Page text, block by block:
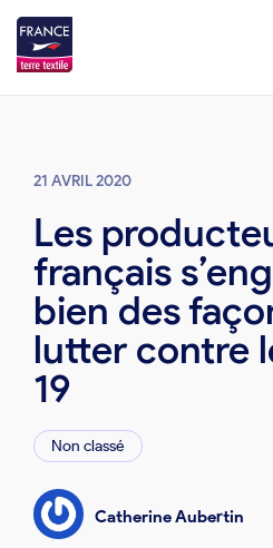
21 AVRIL 2020
Les
français
bien des
lutter contre
19
Non classé
Catherine Aubertin